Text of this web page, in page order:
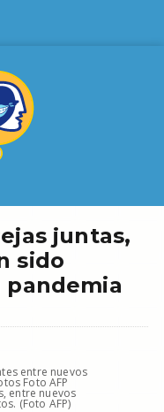
juntas,
sido
pandemia
entre nuevos
(Foto AFP)